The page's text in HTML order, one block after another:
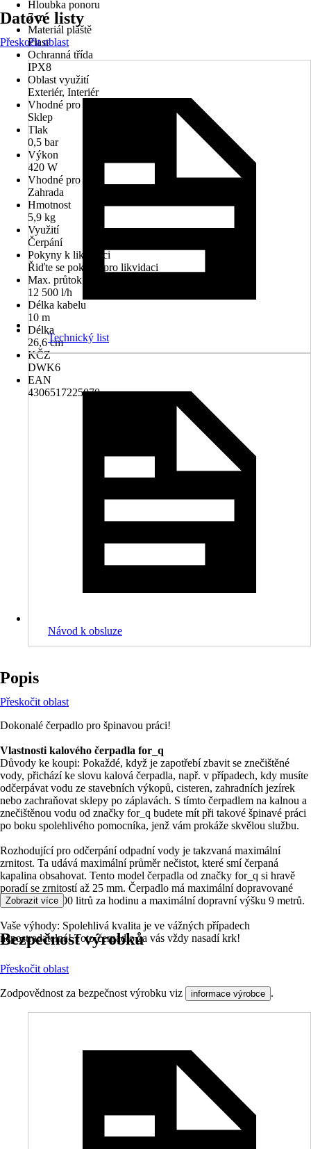
Hloubka ponoru
7 m
Materiál pláště
Plast
Ochranná třída
IPX8
Oblast využití
Exteriér, Interiér
Vhodné pro prostory
Sklep
Tlak
0,5 bar
Výkon
420 W
Vhodné pro
Zahrada
Hmotnost
5,9 kg
Využití
Čerpání
Pokyny k likvidaci
Řiďte se pokyny pro likvidaci
Max. průtok
12 500 l/h
Délka kabelu
10 m
Délka
26,6 cm
KČZ
DWK6
EAN
4306517225070
Datové listy
Přeskočit oblast
Technický list
Návod k obsluze
Popis
Přeskočit oblast
Dokonalé čerpadlo pro špinavou práci!
Vlastnosti kalového čerpadla for_q
Důvody ke koupi: Pokaždé, když je zapotřebí zbavit se znečištěné
vody, přichází ke slovu kalová čerpadla, např. v případech, kdy musíte
odčerpávat vodu ze stavebních výkopů, cisteren, zahradních jezírek
nebo zachraňovat sklepy po záplavách. S tímto čerpadlem na kalnou a
znečištěnou vodu od značky for_q budete mít při takové špinavé práci
po boku spolehlivého pomocníka, jenž vám prokáže skvělou službu.
Rozhodující pro odčerpání odpadní vody je takzvaná maximální
zrnitost. Ta udává maximální průměr nečistot, které smí čerpaná
kapalina obsahovat. Tento model čerpadla od značky for_q si hravě
poradí se zrnitostí až 25 mm. Čerpadlo má maximální dopravované
množství 18 500 litrů za hodinu a maximální dopravní výšku 9 metrů.
Vaše výhody: Spolehlivá kvalita je ve vážných případech
nepostradatelná! Toto čerpadlo za vás vždy nasadí krk!
Zobrazit více
Bezpečnost výrobků
Přeskočit oblast
Zodpovědnost za bezpečnost výrobku viz informace výrobce .